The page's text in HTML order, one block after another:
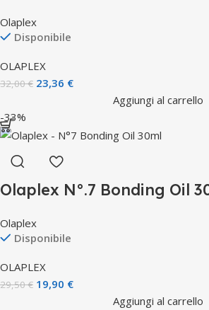
Olaplex
Disponibile
OLAPLEX
32,00€ 23,36 €
Aggiungi al carrello
-33%
Olaplex N°.7 Bonding Oil
Olaplex
Disponibile
OLAPLEX
29,50€ 19,90 €
Aggiungi al carrello